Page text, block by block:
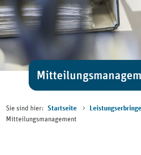
Sie sind hier: Startseite
Mitteilungsmanagement